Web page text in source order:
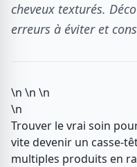
cheveux texturés.
erreurs à éviter et
\n \n \n
\n
Trouver le vrai soin
vite devenir un casse-
multiples produits en